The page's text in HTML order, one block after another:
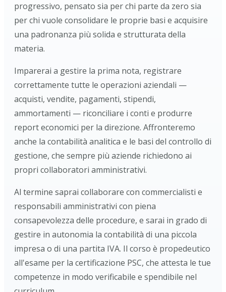
progressivo, pensato sia per chi parte da zero sia
per chi vuole consolidare le proprie basi e acquisire
una padronanza più solida e strutturata della
materia.
Imparerai a gestire la prima nota, registrare
correttamente tutte le operazioni aziendali —
acquisti, vendite, pagamenti, stipendi,
ammortamenti — riconciliare i conti e produrre
report economici per la direzione. Affronteremo
anche la contabilità analitica e le basi del controllo di
gestione, che sempre più aziende richiedono ai
propri collaboratori amministrativi.
Al termine saprai collaborare con commercialisti e
responsabili amministrativi con piena
consapevolezza delle procedure, e sarai in grado di
gestire in autonomia la contabilità di una piccola
impresa o di una partita IVA. Il corso è propedeutico
all'esame per la certificazione PSC, che attesta le tue
competenze in modo verificabile e spendibile nel